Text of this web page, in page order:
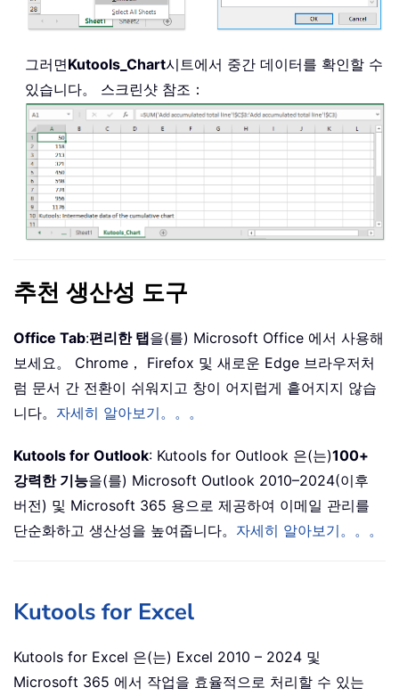
그러면Kutools_Chart시트에서 중간 데이터를 확인할 수
있습니다。 스크린샷 참조：
추천 생산성 도구
Office Tab:편리한 탭을(를) Microsoft Office 에서 사용해
보세요。 Chrome， Firefox 및 새로운 Edge 브라우저처
럼 문서 간 전환이 쉬워지고 창이 어지럽게 흩어지지 않습
니다。 자세히 알아보기。。。
Kutools for Outlook: Kutools for Outlook 은(는)100+
강력한 기능을(를) Microsoft Outlook 2010–2024(이후
버전) 및 Microsoft 365 용으로 제공하여 이메일 관리를
단순화하고 생산성을 높여줍니다。 자세히 알아보기。。。
Kutools for Excel
Kutools for Excel 은(는) Excel 2010 – 2024 및
Microsoft 365 에서 작업을 효율적으로 처리할 수 있는